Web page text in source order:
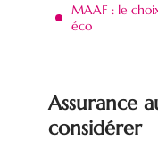
MAAF : le
éco
Assurance
considérer